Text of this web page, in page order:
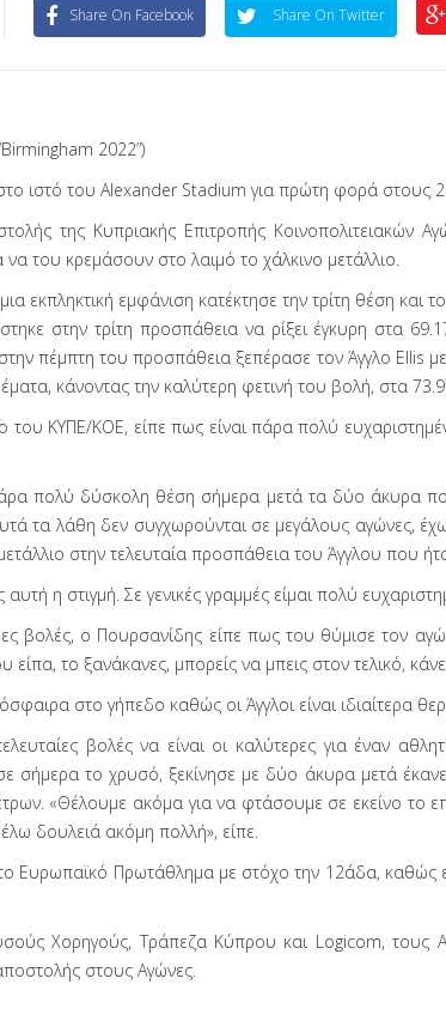
Share On Facebook Share On Twitter
2022”)
ιστό του Alexander Stadium για πρώτη φορά στους
της Κυπριακής Επιτροπής Κοινοπολιτειακών
του κρεμάσουν στο λαιμό το χάλκινο μετάλλιο.
εκπληκτική εμφάνιση κατέκτησε την τρίτη θέση
στην τρίτη προσπάθεια να ρίξει έγκυρη στα
πέμπτη του προσπάθεια ξεπέρασε τον Άγγλο Ellis
κάνοντας την καλύτερη φετινή του βολή, στα
ΚΥΠΕ/ΚΟΕ, είπε πως είναι πάρα πολύ
πολύ δύσκολη θέση σήμερα μετά τα δύο άκυρα
τα λάθη δεν συγχωρούνται σε μεγάλους αγώνες,
στην τελευταία προσπάθεια του Άγγλου που
η στιγμή. Σε γενικές γραμμές είμαι πολύ
βολές, ο Πουρσανίδης είπε πως του θύμισε τον
είπα, το ξανάκανες, μπορείς να μπεις στον τελικό,
στο γήπεδο καθώς οι Άγγλοι είναι ιδιαίτερα
βολές να είναι οι καλύτερες για έναν
σήμερα το χρυσό, ξεκίνησε με δύο άκυρα μετά
«Θέλουμε ακόμα για να φτάσουμε σε εκείνο το
δουλειά ακόμη πολλή», είπε.
Ευρωπαϊκό Πρωτάθλημα με στόχο την 12άδα, καθώς
Χορηγούς, Τράπεζα Κύπρου και Logicom, τους
στους Αγώνες.